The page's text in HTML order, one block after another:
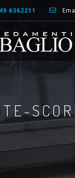
6362211